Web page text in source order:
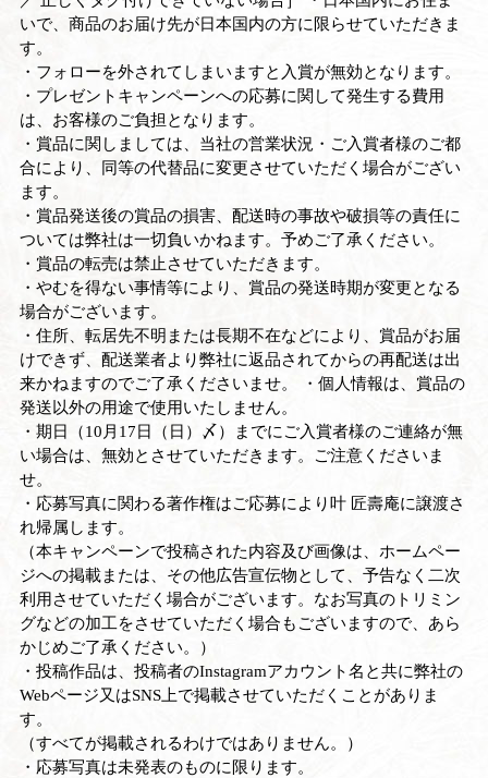
いで、商品のお届け先が日本国内の方に限らせていただきま
す。
・フォローを外されてしまいますと入賞が無効となります。
・プレゼントキャンペーンへの応募に関して発生する費用
は、お客様のご負担となります。
・賞品に関しましては、当社の営業状況・ご入賞者様のご都
合により、同等の代替品に変更させていただく場合がござい
ます。
・賞品発送後の賞品の損害、配送時の事故や破損等の責任に
ついては弊社は一切負いかねます。予めご了承ください。
・賞品の転売は禁止させていただきます。
・やむを得ない事情等により、賞品の発送時期が変更となる
場合がございます。
・住所、転居先不明または長期不在などにより、賞品がお届
けできず、配送業者より弊社に返品されてからの再配送は出
来かねますのでご了承くださいませ。 ・個人情報は、賞品の
発送以外の用途で使用いたしません。
・期日（10月17日（日）​〆）までにご入賞者様のご連絡が無
い場合は、無効とさせていただきます。ご注意くださいま
せ。
・応募写真に関わる著作権はご応募により叶 匠壽庵に譲渡さ
れ帰属します。
（本キャンペーンで投稿された内容及び画像は、ホームペー
ジへの掲載または、その他広告宣伝物として、予告なく二次
利用させていただく場合がございます。なお写真のトリミン
グなどの加工をさせていただく場合もございますので、あら
かじめご了承ください。）
・投稿作品は、投稿者のInstagramアカウント名と共に弊社の
Webページ又はSNS上で掲載させていただくことがありま
す。
（すべてが掲載されるわけではありません。）
・応募写真は未発表のものに限ります。